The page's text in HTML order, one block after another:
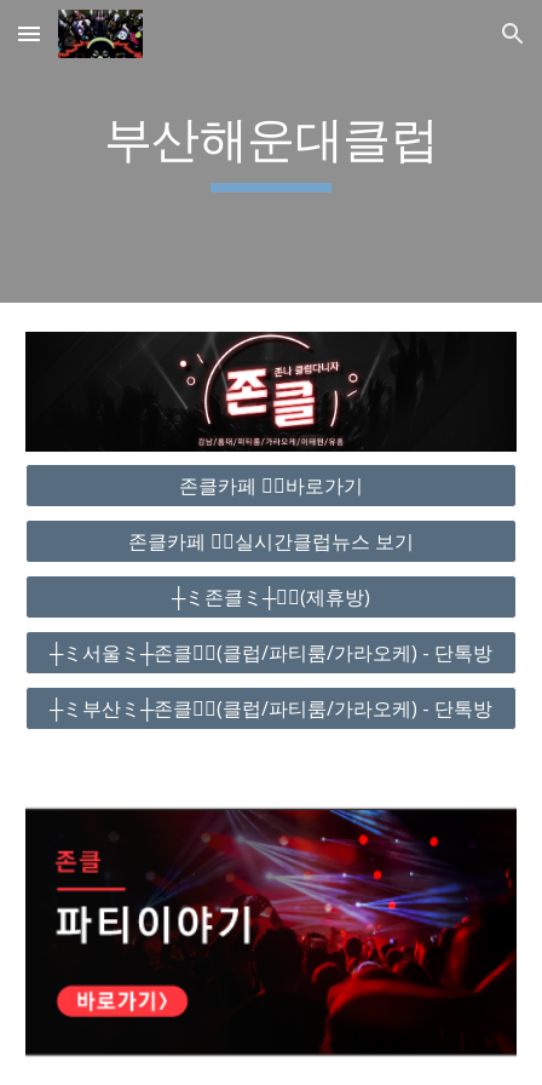
Skip to main content Skip to navigation
부산해운대클럽
존클카페 ❤️‍🔥바로가기
존클카페 ❤️‍🔥실시간클럽뉴스 보기
┼ミ존클ミ┼❤️‍🔥(제휴방)
┼ミ서울ミ┼존클❤️‍🔥(클럽/파티룸/가라오케) - 단톡방
┼ミ부산ミ┼존클❤️‍🔥(클럽/파티룸/가라오케) - 단톡방